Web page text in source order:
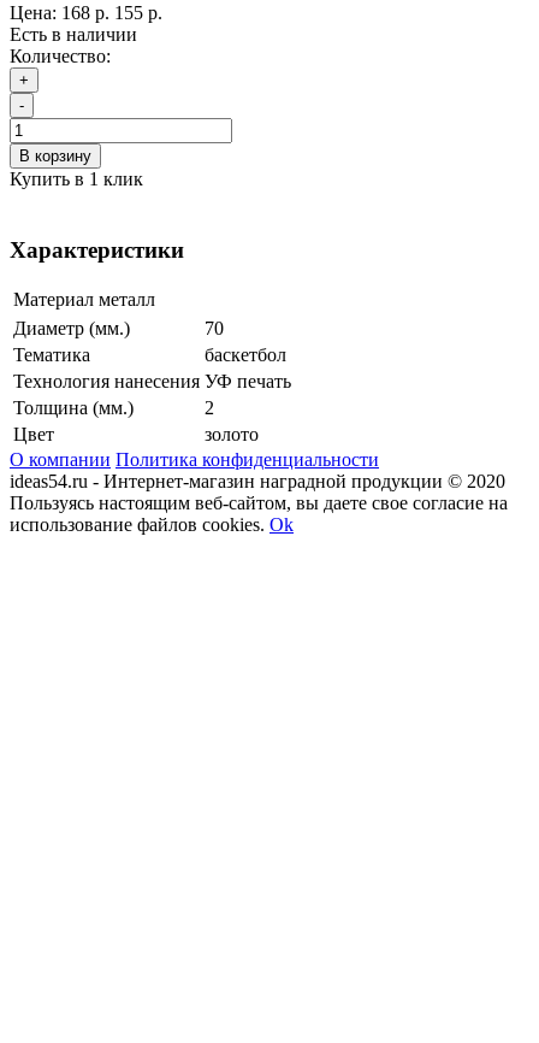
Цена: 168 р. 155 р.
Есть в наличии
Количество:
+
-
В корзину
Купить в 1 клик
Характеристики
Материал металл
Диаметр (мм.)
70
Тематика
баскетбол
Технология нанесения УФ печать
Толщина (мм.)
2
Цвет
золото
О компании Политика конфиденциальности
ideas54.ru - Интернет-магазин наградной продукции © 2020
Пользуясь настоящим веб-сайтом, вы даете свое согласие на
использование файлов cookies. Ok